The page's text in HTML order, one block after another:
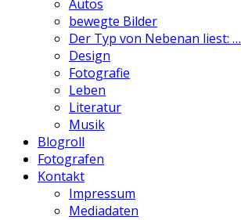
Autos
bewegte Bilder
Der Typ von Nebenan liest: …
Design
Fotografie
Leben
Literatur
Musik
Blogroll
Fotografen
Kontakt
Impressum
Mediadaten